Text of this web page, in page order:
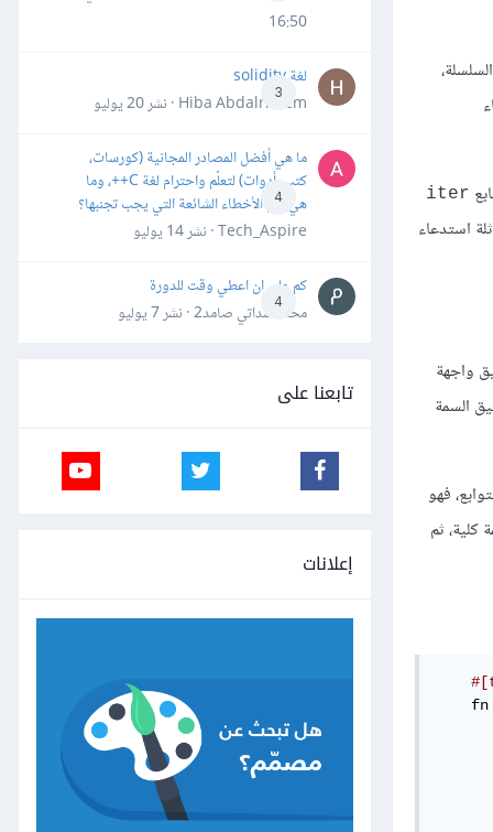
iter
استدعاء
واجهة
السمة
فهو
كلية، ثم
fn
16:50
3
لغة solidity
Hiba Abdalrheem · نشر
20 يوليو
4
ما هي أفضل المصادر المجانية (كورسات،
كتب، أدوات) لتعلّم واحترام لغة C++، وما
هي أهم الأخطاء الشائعة التي يجب تجنبها؟
Tech_Aspire · نشر
14 يوليو
4
كم علي ان اعطي وقت للدورة
محمد سداتي صامد2 · نشر
7 يوليو
تابعنا على
إعلانات